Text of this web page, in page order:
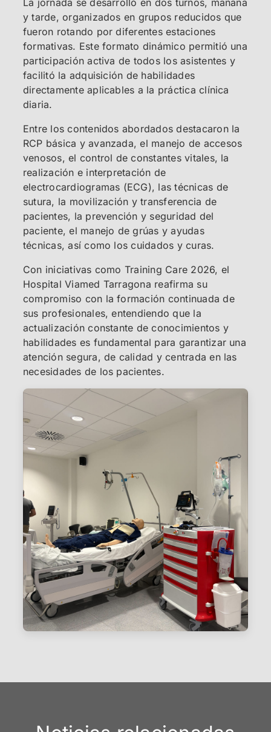
y tarde, organizados en grupos reducidos que
fueron rotando por diferentes estaciones
formativas. Este formato dinámico permitió una
participación activa de todos los asistentes y
facilitó la adquisición de habilidades
directamente aplicables a la práctica clínica
diaria.
Entre los contenidos abordados destacaron la
RCP básica y avanzada, el manejo de accesos
venosos, el control de constantes vitales, la
realización e interpretación de
electrocardiogramas (ECG), las técnicas de
sutura, la movilización y transferencia de
pacientes, la prevención y seguridad del
paciente, el manejo de grúas y ayudas
técnicas, así como los cuidados y curas.
Con iniciativas como Training Care 2026, el
Hospital Viamed Tarragona reafirma su
compromiso con la formación continuada de
sus profesionales, entendiendo que la
actualización constante de conocimientos y
habilidades es fundamental para garantizar una
atención segura, de calidad y centrada en las
necesidades de los pacientes.